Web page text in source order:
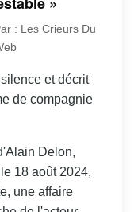
: Les Crieurs Du
et décrit
de compagnie
Delon,
18 août 2024,
une affaire